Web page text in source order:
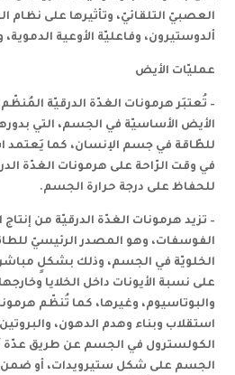
العصبيّ التلقائيّ، وتأثيرها على نظام
ألدوستيرون، وفاعليّة الأوعية الدموية،
عمليّات الأيض
– تُعتبَر هرمونات الغدّة الدرقيّة
الأيض الأساسيّة في الجسم، التي
للطّاقة في جسم الإنسان، كما يَعتمد
في وقت الرّاحة على هرمونات الغدّة
للحفاظ على درجة حرارة الجسم.
– تزيد هرمونات الغدّة الدرقيّة من إنتاج
الفوسفات، وهو المصدر الرئيسيّ
الخلويّة في الجسم، وذلك بشكلٍ
على نسبة الأيونات داخل الخلايا
والبوتاسيوم، وغيرها، كما تُنظّم
استقلاب وبناء وهدم الدهون،
الكولسترول في الجسم عن طريق عدّة
الجسم على شكل ستيرويدات، أو